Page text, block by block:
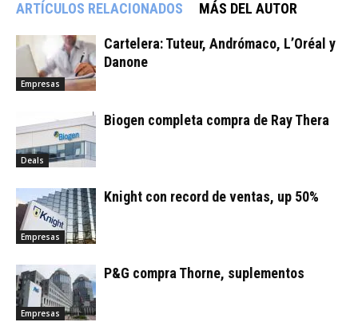
ARTÍCULOS RELACIONADOS MÁS DEL AUTOR
Empresas
Cartelera: Tuteur, Andrómaco, L’Oréal y
Danone
Deals
Biogen completa compra de Ray Thera
Empresas
Knight con record de ventas, up 50%
Empresas
P&G compra Thorne, suplementos